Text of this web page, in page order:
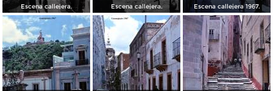
Escena callejera. Escena callejera. Escena callejera 1967.